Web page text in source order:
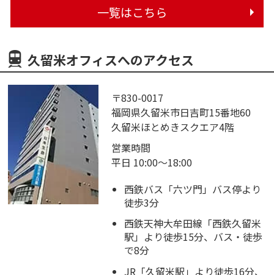
一覧はこちら
久留米オフィスへのアクセス
〒830-0017
福岡県久留米市日吉町15番地60
久留米ほとめきスクエア4階
営業時間
平日 10:00～18:00
西鉄バス「六ツ門」バス停より
徒歩3分
西鉄天神大牟田線「西鉄久留米
駅」より徒歩15分、バス・徒歩
で8分
JR「久留米駅」より徒歩16分、